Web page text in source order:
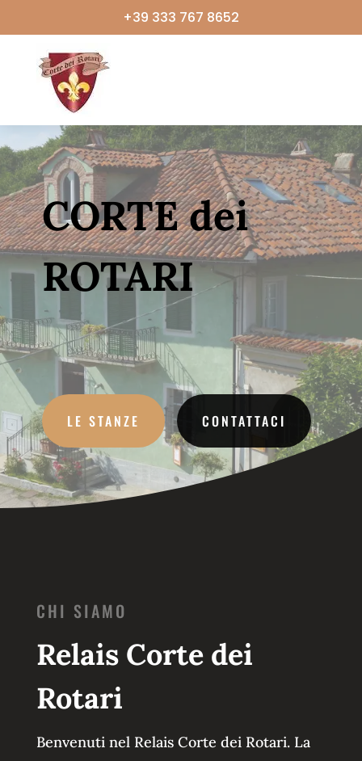
+39 333 767 8652
CORTE dei
ROTARI
LE STANZE CONTATTACI
CHI SIAMO
Relais Corte dei
Rotari
Benvenuti nel Relais Corte dei Rotari. La